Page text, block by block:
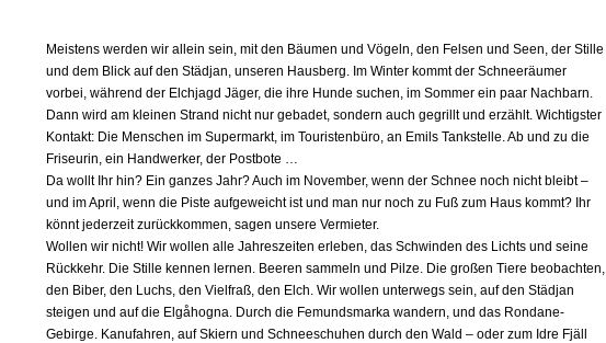
Meistens werden wir allein sein, mit den Bäumen und Vögeln, den Felsen und Seen, der Stille
und dem Blick auf den Städjan, unseren Hausberg. Im Winter kommt der Schneeräumer
vorbei, während der Elchjagd Jäger, die ihre Hunde suchen, im Sommer ein paar Nachbarn.
Dann wird am kleinen Strand nicht nur gebadet, sondern auch gegrillt und erzählt. Wichtigster
Kontakt: Die Menschen im Supermarkt, im Touristenbüro, an Emils Tankstelle. Ab und zu die
Friseurin, ein Handwerker, der Postbote …
Da wollt Ihr hin? Ein ganzes Jahr? Auch im November, wenn der Schnee noch nicht bleibt –
und im April, wenn die Piste aufgeweicht ist und man nur noch zu Fuß zum Haus kommt? Ihr
könnt jederzeit zurückkommen, sagen unsere Vermieter.
Wollen wir nicht! Wir wollen alle Jahreszeiten erleben, das Schwinden des Lichts und seine
Rückkehr. Die Stille kennen lernen. Beeren sammeln und Pilze. Die großen Tiere beobachten,
den Biber, den Luchs, den Vielfraß, den Elch. Wir wollen unterwegs sein, auf den Städjan
steigen und auf die Elgåhogna. Durch die Femundsmarka wandern, und das Rondane-
Gebirge. Kanufahren, auf Skiern und Schneeschuhen durch den Wald – oder zum Idre Fjäll